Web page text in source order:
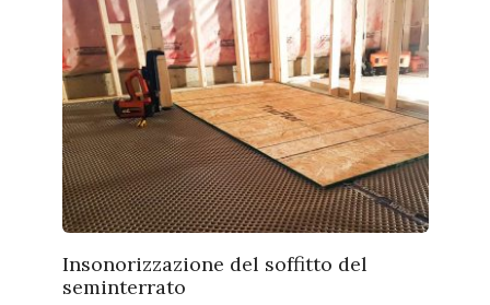
Insonorizzazione del soffitto del
seminterrato